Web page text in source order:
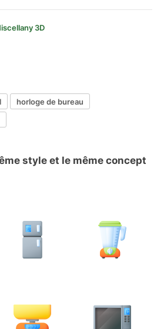
3D
horloge de bureau
style et le même concept